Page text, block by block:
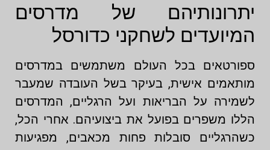
יתרונותיהם של מדרסים
המיועדים לשחקני כדורסל
ספורטאים בכל העולם משתמשים במדרסים
מותאמים אישית, בעיקר בשל העובדה שמעבר
לשמירה על הבריאות ועל הרגליים, המדרסים
הללו משפרים בפועל את ביצועיהם. אחרי הכל,
כשהרגליים סובלות פחות מכאבים, מפגיעות